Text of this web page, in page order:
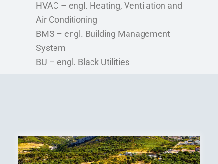
HVAC – engl. Heating, Ventilation and
Air Conditioning
BMS – engl. Building Management
System
BU – engl. Black Utilities